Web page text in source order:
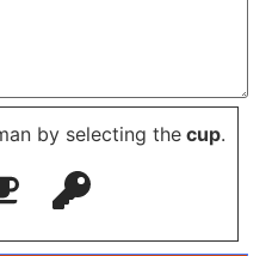
by selecting the cup.